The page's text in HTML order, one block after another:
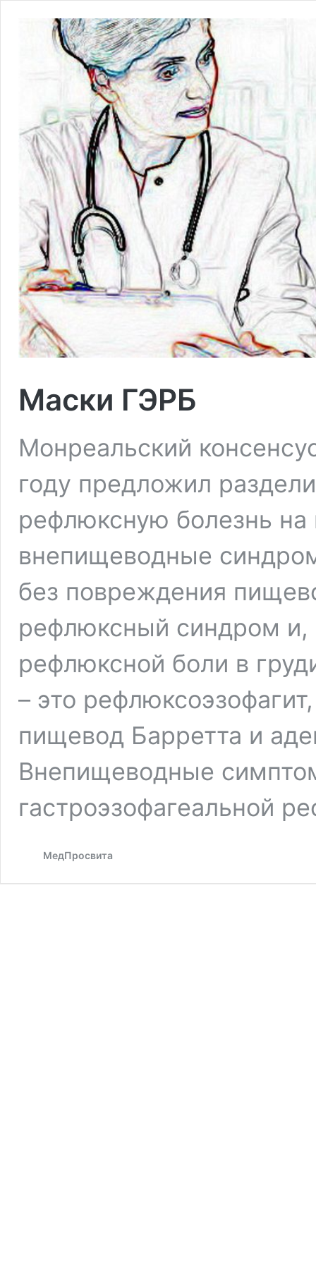
Маски ГЭРБ
Монреальский
году предложил
рефлюксную болезнь
внепищеводные
без повреждения
рефлюксный синдром и,
рефлюксной боли в
– это
пищевод Барретта и
Внепищеводные
гастроэзофагеальной
МедПросвита